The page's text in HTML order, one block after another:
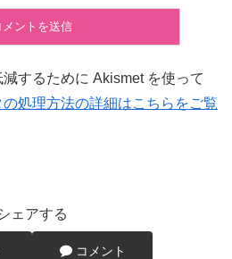
するために Akismet を使って
処理方法の詳細はこちらをご覧
ェアする
コメント